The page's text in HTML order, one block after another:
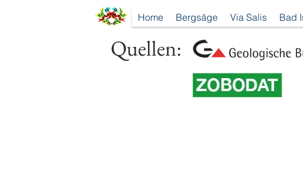
Home Bergsäge Via Salis Bad
Quellen: